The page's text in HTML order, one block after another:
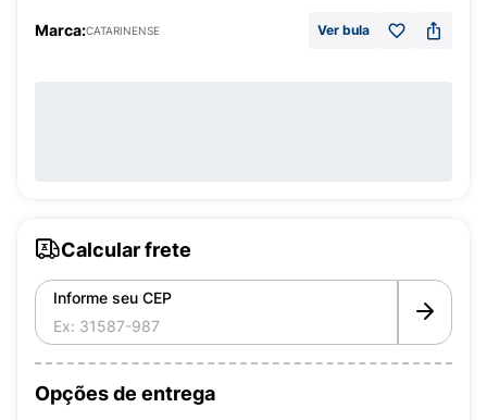
Marca:CATARINENSE Ver bula
Calcular frete
Informe seu CEP
Opções de entrega